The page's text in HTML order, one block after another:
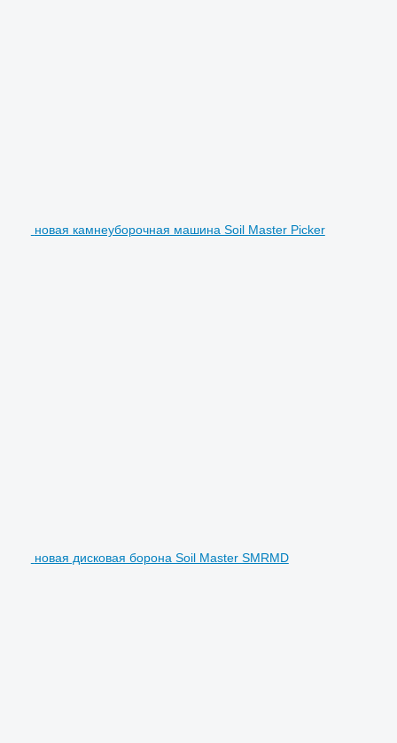
новая камнеуборочная машина Soil Master Picker
новая дисковая борона Soil Master SMRMD